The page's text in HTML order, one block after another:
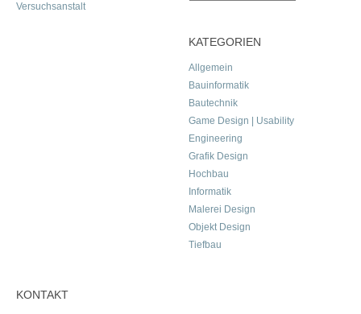
Versuchsanstalt
KATEGORIEN
Allgemein
Bauinformatik
Bautechnik
Game Design | Usability
Engineering
Grafik Design
Hochbau
Informatik
Malerei Design
Objekt Design
Tiefbau
KONTAKT